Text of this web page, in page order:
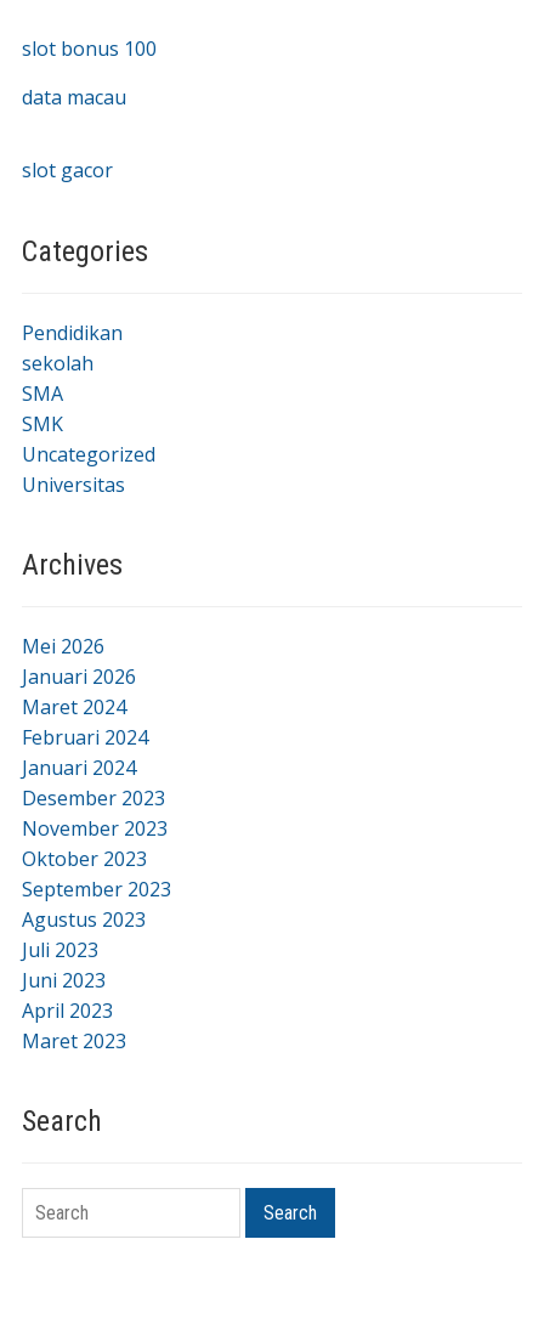
slot bonus 100
data macau
slot gacor
Categories
Pendidikan
sekolah
SMA
SMK
Uncategorized
Universitas
Archives
Mei 2026
Januari 2026
Maret 2024
Februari 2024
Januari 2024
Desember 2023
November 2023
Oktober 2023
September 2023
Agustus 2023
Juli 2023
Juni 2023
April 2023
Maret 2023
Search
Search Search